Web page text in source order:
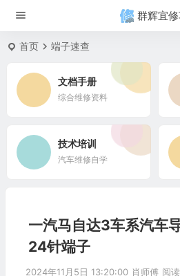
群辉宜
首页 端子速查
文档手册
综合维修资料
技术培训
汽车维修自学
一汽马自达3车系汽车
24针端子
2024年11月5日 13:20:00 肖师傅 阅